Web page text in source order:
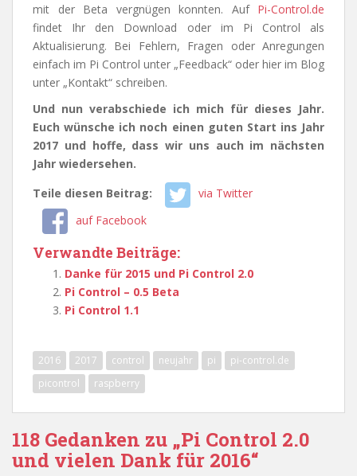
mit der Beta vergnügen konnten. Auf Pi-Control.de
findet Ihr den Download oder im Pi Control als
Aktualisierung. Bei Fehlern, Fragen oder Anregungen
einfach im Pi Control unter „Feedback“ oder hier im Blog
unter „Kontakt“ schreiben.
Und nun verabschiede ich mich für dieses Jahr.
Euch wünsche ich noch einen guten Start ins Jahr
2017 und hoffe, dass wir uns auch im nächsten
Jahr wiedersehen.
Teile diesen Beitrag:
via Twitter
auf Facebook
Verwandte Beiträge:
Danke für 2015 und Pi Control 2.0
Pi Control – 0.5 Beta
Pi Control 1.1
2016 2017 control neujahr pi
pi-control.de
picontrol
raspberry
118 Gedanken zu „Pi Control 2.0
und vielen Dank für 2016“